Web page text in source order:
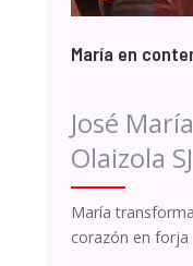
María en
José
Olaizola SJ
María
corazón en forja